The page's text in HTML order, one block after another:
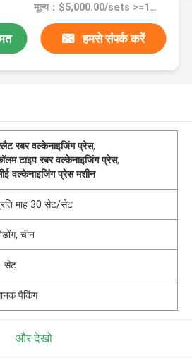
मूल्य：$5,000.00/sets >=1 sets
हमसे संपर्क करें
रबर वल्केनाइजिंग प्रेस,
टाइप रबर वल्केनाइजिंग प्रेस,
वल्केनाइजिंग प्रेस मशीन
माह 30 सेट/सेट
चीन
सेट
पैकिंग
और देखो